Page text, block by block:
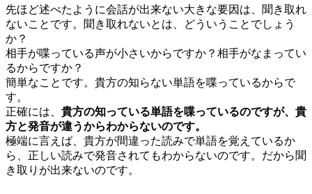
先ほど述べたように会話が出来ない大きな要因は、聞き取れ
ないことです。聞き取れないとは、どういうことでしょう
か？
相手が喋っている声が小さいからですか？相手がなまってい
るからですか？
簡単なことです。貴方の知らない単語を喋っているからで
す。
正確には、 貴方の知っている単語を喋っているのですが、貴
方と発音が違うからわからないのです。
極端に言えば、貴方が間違った読みで単語を覚えているか
ら、正しい読みで発音されてもわからないのです。だから聞
き取りが出来ないのです。